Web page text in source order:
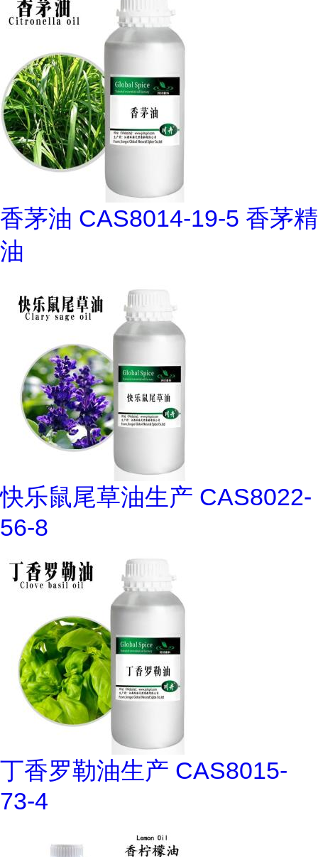
香茅油 CAS8014-19-5 香茅精
油
快乐鼠尾草油生产 CAS8022-
56-8
丁香罗勒油生产 CAS8015-
73-4